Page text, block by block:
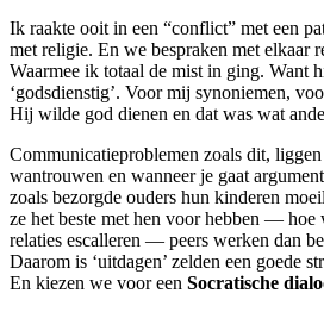
Ik raakte ooit in een “conflict” met een
met religie. En we bespraken met elkaar
Waarmee ik totaal de mist in ging. Want
‘godsdienstig’. Voor mij synoniemen,
Hij wilde god dienen en dat was wat
Communicatieproblemen zoals dit, liggen
wantrouwen en wanneer je gaat
zoals bezorgde ouders hun kinderen
ze het beste met hen voor hebben — hoe
relaties escalleren — peers werken dan
Daarom is ‘uitdagen’ zelden een goede
En kiezen we voor een Socratische